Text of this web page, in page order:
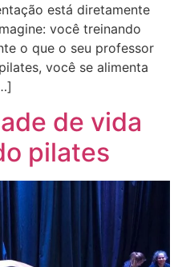
está diretamente
você treinando
o que o seu professor
você se alimenta
de vida
pilates